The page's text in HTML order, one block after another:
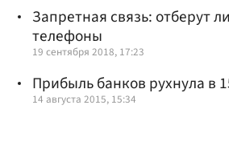
Запретная связь: отберут
телефоны
19 сентября 2018, 17:23
Прибыль банков рухнула в
14 августа 2015, 15:34